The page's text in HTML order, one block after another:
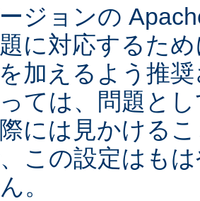
ジョンの
に対応するた
加えるよう推
ては、問題と
際には見かける
この設定はも
。